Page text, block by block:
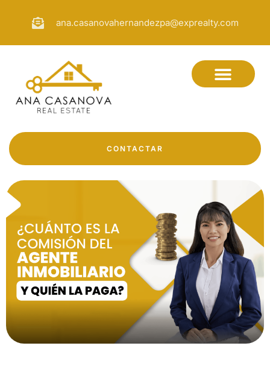
ana.casanovahernandezpa@exprealty.com
CONTACTAR